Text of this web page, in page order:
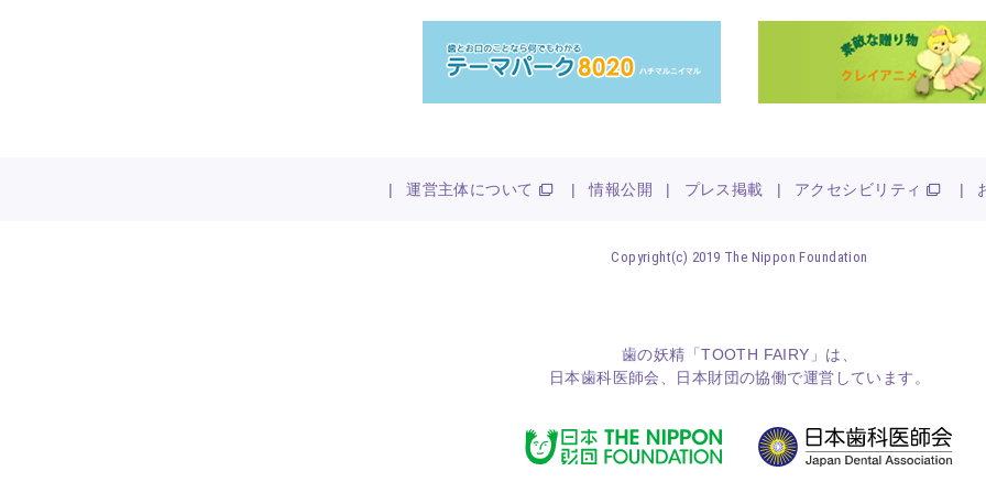
| 運営主体について | 情報公開 | プレス掲載 | アクセシビリティ |
Copyright(c) 2019 The Nippon Foundation
歯の妖精「TOOTH FAIRY」は、
日本歯科医師会
日本財団の協働で運営しています。